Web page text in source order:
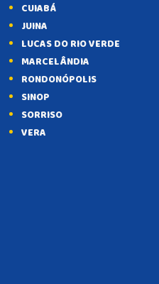
CUIABÁ
JUINA
LUCAS DO RIO VERDE
MARCELÂNDIA
RONDONÓPOLIS
SINOP
SORRISO
VERA